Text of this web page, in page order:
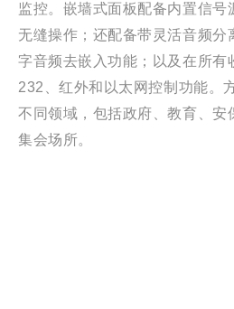
监控。嵌墙式面板配备内置信号
无缝操作；还配备带灵活音频分
字音频去嵌入功能；以及在所有
232、红外和以太网控制功能。
不同领域，包括政府、教育、安
集会场所。